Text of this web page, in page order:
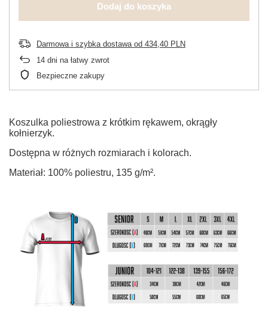
Dodaj do koszyka
Darmowa i szybka dostawaod 434,40 PLN
14 dni na łatwy zwrot
Bezpieczne zakupy
Koszulka poliestrowa z krótkim rękawem, okrągły
kołnierzyk.
Dostępna w różnych rozmiarach i kolorach.
Materiał: 100% poliestru, 135 g/m².